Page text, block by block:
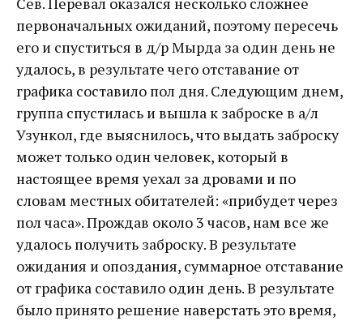
первоначальных ожиданий, поэтому пересечь
его и спуститься в д/р Мырда за один день не
удалось, в результате чего отставание от
графика составило пол дня. Следующим днем,
группа спустилась и вышла к заброске в а/л
Узункол, где выяснилось, что выдать заброску
может только один человек, который в
настоящее время уехал за дровами и по
словам местных обитателей: «прибудет через
пол часа». Прождав около 3 часов, нам все же
удалось получить заброску. В результате
ожидания и опоздания, суммарное отставание
от графика составило один день. В результате
было принято решение наверстать это время,